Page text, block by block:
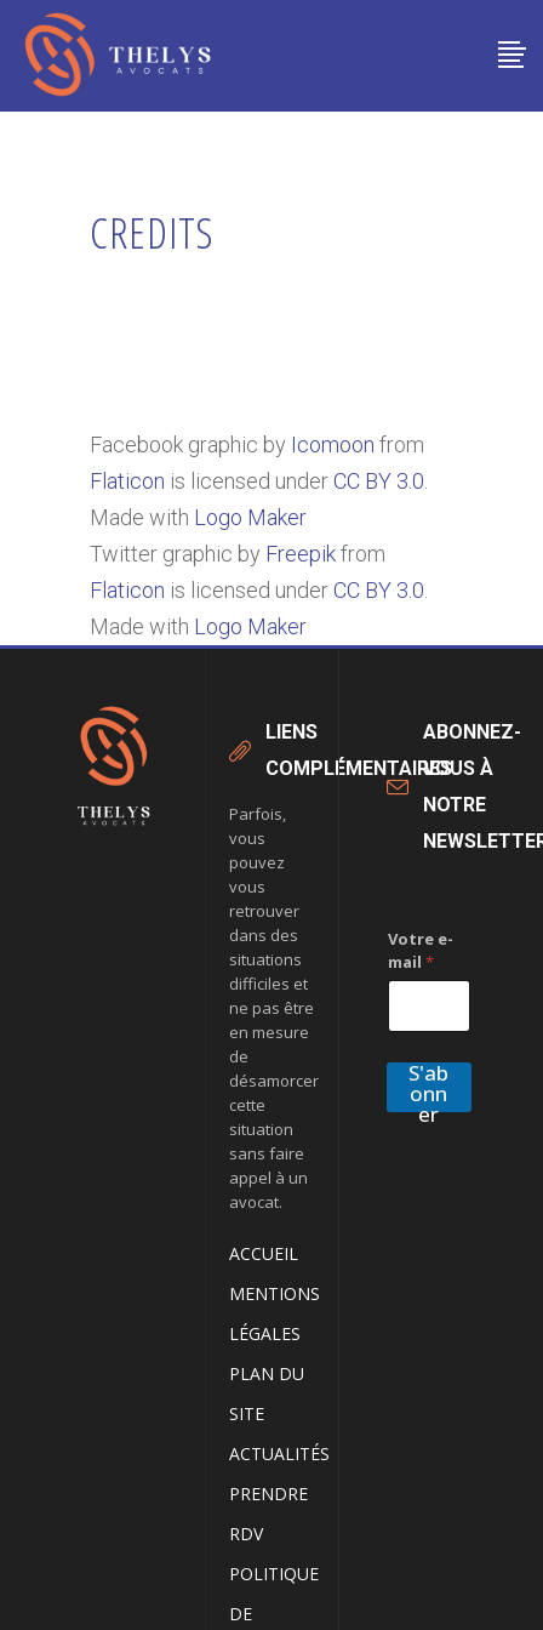
CREDITS
Facebook graphic by Icomoon from
Flaticon is licensed under CC BY 3.0
Made with Logo Maker
Twitter graphic by Freepikfrom
Flaticon is licensed under CC BY 3.0
Made with Logo Maker
LIENS
COMPLÉMENTAIRES
Parfois,
vous
pouvez
vous
retrouver
dans des
situations
difficiles et
ne pas être
en mesure
de
désamorcer
cette
situation
sans faire
appel à un
avocat.
ACCUEIL
MENTIONS
LÉGALES
PLAN DU
SITE
ACTUALITÉS
PRENDRE
RDV
POLITIQUE
DE
ABONNEZ-
VOUS À
NOTRE
Votre e-
mail *
S'ab
onn
er